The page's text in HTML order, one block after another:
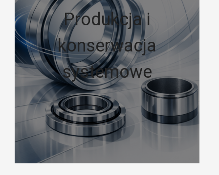
Produkcja i
konserwacja
systemowe